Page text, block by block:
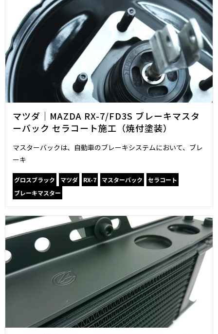
マツダ｜MAZDA RX-7/FD3S ブレーキマスタ
ーバック セラコート施工（焼付塗装）
マスターバックは、自動車のブレーキシステムにおいて、ブレ
ーキ
グロスブラック マツダ RX-7 マスターバック
セラコート
ブレーキマスター